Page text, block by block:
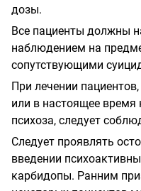
дозы.
Все пациенты должны
наблюдением на
сопутствующими
При лечении
или в настоящее
психоза, следует
Следует проявлять
введении
карбидопы. Ранним